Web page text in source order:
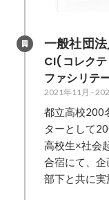
一般社団
CI(コレク
ファシリテ
2021年11月 -
都立高校200
ターとして
高校生×社会
合宿にて、
部下と共に実